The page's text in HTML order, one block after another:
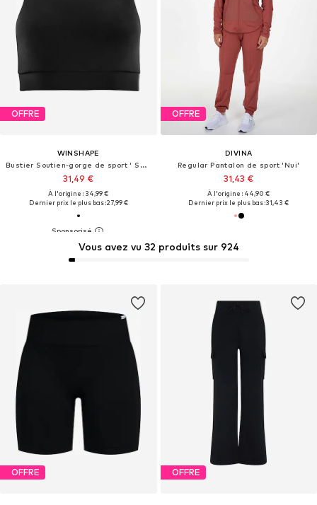
OFFRE
WINSHAPE
Bustier Soutien-gorge de sport ' SB103C '
31,49 €
À l'origine : 34,99 €
Dernier prix le plus bas :27,99 €
OFFRE
DIVINA
Regular Pantalon de sport 'Nui'
31,43 €
À l'origine : 44,90 €
Dernier prix le plus bas :31,43 €
OFFRE OFFRE
Vous avez vu 32 produits sur 924